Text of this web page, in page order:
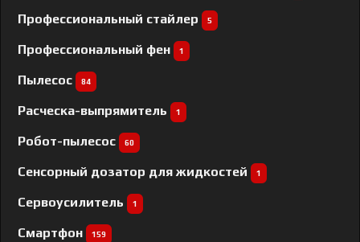
Профессиональный cтайлер 5
Профессиональный фен 1
Пылесос 84
Расческа-выпрямитель 1
Робот-пылесос 60
Сенсорный дозатор для жидкостей 1
Сервоусилитель 1
Смартфон 159